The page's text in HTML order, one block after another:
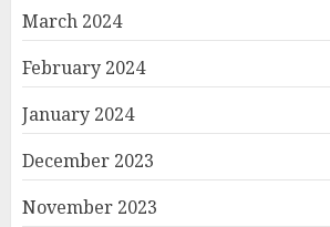
March 2024
February 2024
January 2024
December 2023
November 2023